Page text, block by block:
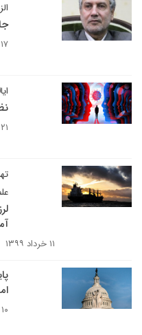
۱۷ اردیبهشت ۱۴۰۱
۲۱ خرداد ۱۳۹۹
۱۱ خرداد ۱۳۹۹
۱۰ خرداد ۱۳۹۹